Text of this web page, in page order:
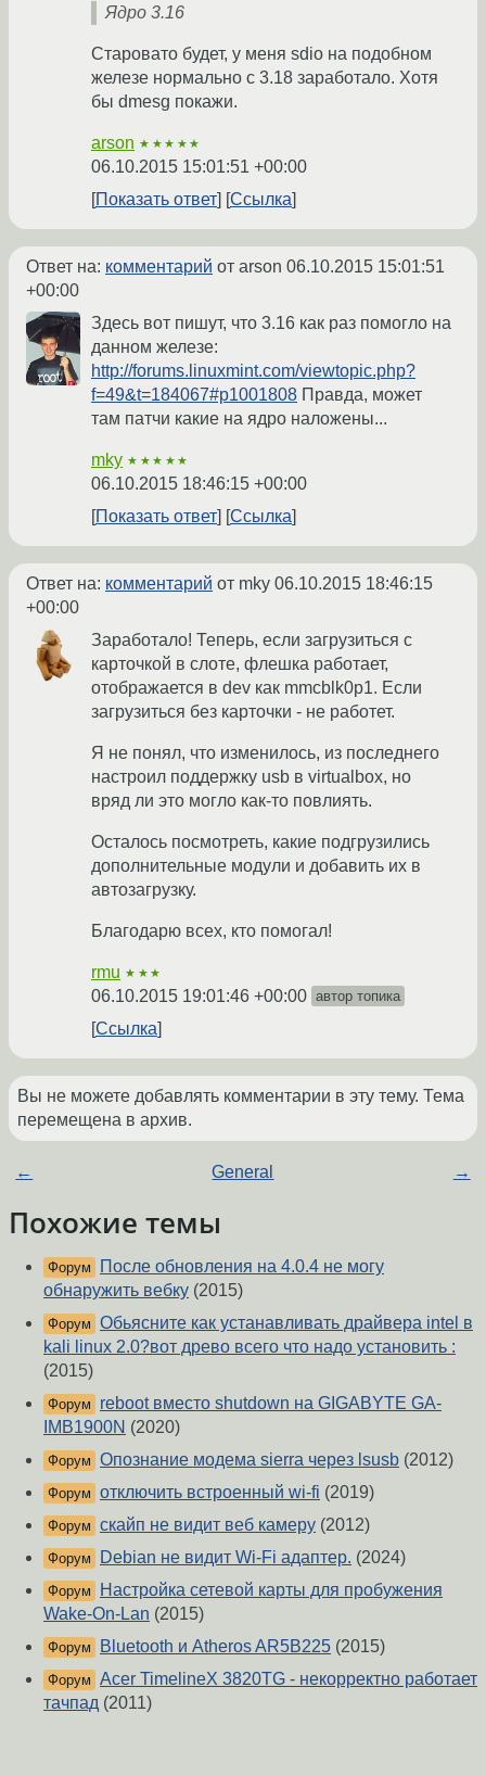
Ядро 3.16
Старовато будет, у меня sdio на подобном
железе нормально с 3.18 заработало. Хотя
бы dmesg покажи.
arson ★★★★★
06.10.2015 15:01:51 +00:00
Показать ответ
Ссылка
Ответ на: комментарий от arson 06.10.2015 15:01:51
+00:00
Здесь вот пишут, что 3.16 как раз помогло на
данном железе:
http://forums.linuxmint.com/viewtopic.php?
f=49&t=184067#p1001808 Правда, может
там патчи какие на ядро наложены...
mky ★★★★★
06.10.2015 18:46:15 +00:00
Показать ответ
Ссылка
Ответ на: комментарий от mky 06.10.2015 18:46:15
+00:00
Заработало! Теперь, если загрузиться с
карточкой в слоте, флешка работает,
отображается в dev как mmcblk0p1. Если
загрузиться без карточки - не работет.
Я не понял, что изменилось, из последнего
настроил поддержку usb в virtualbox, но
вряд ли это могло как-то повлиять.
Осталось посмотреть, какие подгрузились
дополнительные модули и добавить их в
автозагрузку.
Благодарю всех, кто помогал!
rmu ★★★
06.10.2015 19:01:46 +00:00 автор топика
Ссылка
Вы не можете добавлять комментарии в эту тему. Тема
перемещена в архив.
← General →
Похожие темы
Форум
После обновления на 4.0.4 не могу
обнаружить вебку (2015)
Форум Обьясните как устанавливать драйвера intel в
kali linux 2.0?вот древо всего что надо установить :
(2015)
Форум
reboot вместо shutdown на GIGABYTE GA-
IMB1900N (2020)
Форум Опознание модема sierra через lsusb (2012)
Форум отключить встроенный wi-fi (2019)
Форум скайп не видит веб камеру (2012)
Форум Debian не видит Wi-Fi адаптер. (2024)
Форум
Настройка сетевой карты для пробужения
Wake-On-Lan (2015)
Форум Bluetooth и Atheros AR5B225 (2015)
Форум Acer TimelineX 3820TG - некорректно работает
тачпад (2011)